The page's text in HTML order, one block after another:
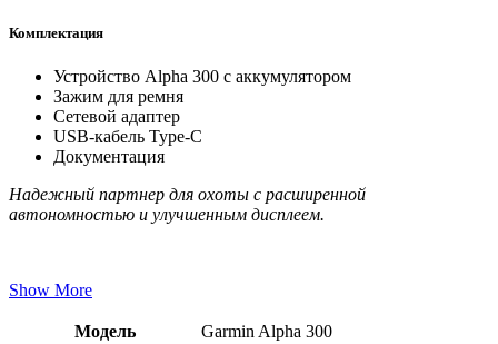
Комплектация
Устройство Alpha 300 с аккумулятором
Зажим для ремня
Сетевой адаптер
USB-кабель Type-C
Документация
Надежный партнер для охоты с расширенной
автономностью и улучшенным дисплеем.
Show More
Модель Garmin Alpha 300